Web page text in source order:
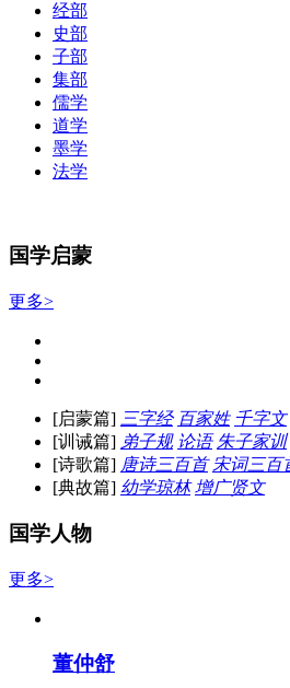
经部
史部
子部
集部
儒学
道学
墨学
法学
国学启蒙
更多>
[启蒙篇] 三字经 百家姓 千字文
[训诫篇] 弟子规 论语 朱子家训
[诗歌篇] 唐诗三百首 宋词三百
[典故篇] 幼学琼林 增广贤文
国学人物
更多>
董仲舒